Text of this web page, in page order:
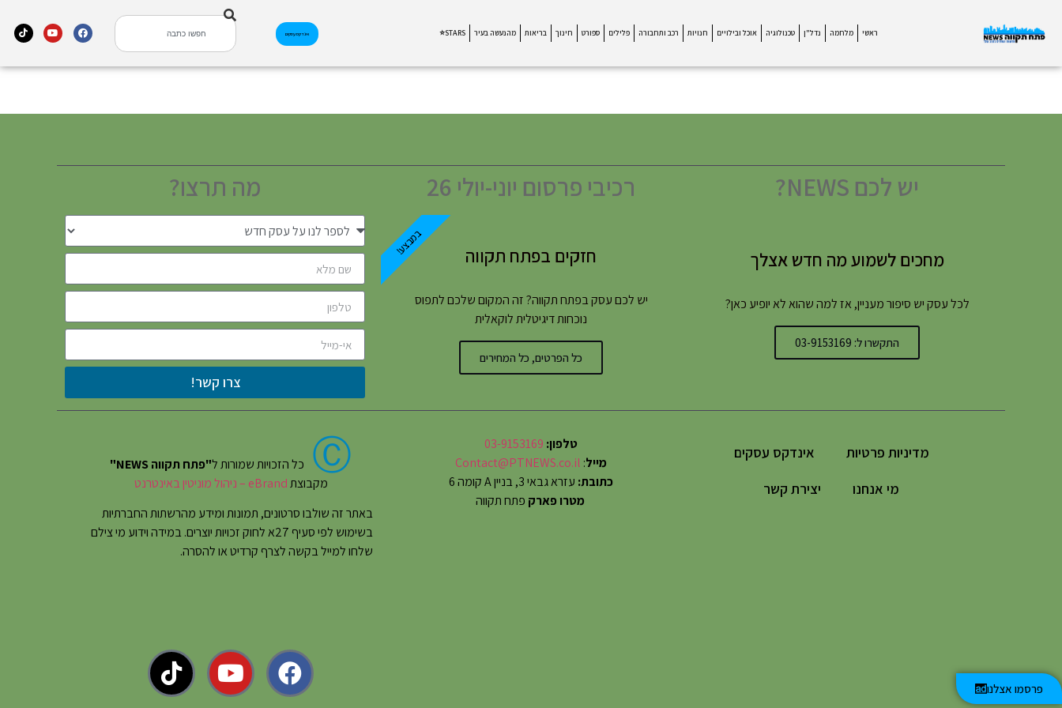
ראשי מלחמה נדל"ן טכנולוגיה אוכל ובילויים חנויות רכב ותחבורה פלילים ספורט חינוך בריאות מהנעשה בעיר STARS⭐ אינדקס עסקים
פרסמו אצלנו
יש לכם NEWS?
מחכים לשמוע מה חדש אצלך
לכל עסק יש סיפור מעניין, אז למה שהוא לא יופיע כאן?
התקשרו ל: 03-9153169
רכיבי פרסום יוני-יולי 26
חזקים בפתח תקווה
יש לכם עסק בפתח תקווה? זה המקום שלכם לתפוס
נוכחות דיגיטלית לוקאלית
כל הפרטים, כל המחירים
במבצע!
מה תרצו?
צרו קשר!
מדיניות פרטיות
אינדקס עסקים
מי אנחנו
יצירת קשר
טלפון: 03-9153169
מייל:
Contact@PTNEWS.co.il
כתובת: עזרא גבאי 3, בניין A קומה 6
מטרו פארק פתח תקווה
Ⓒ כל הזכויות שמורות ל"פתח תקווה NEWS"
מקבוצתeBrand – ניהול מוניטין באינטרנט
באתר זה שולבו סרטונים, תמונות ומידע מהרשתות החברתיות
בשימוש לפי סעיף 27א לחוק זכויות יוצרים. במידה וידוע מי צילם
שלחו למייל בקשה לצרף קרדיט או להסרה.